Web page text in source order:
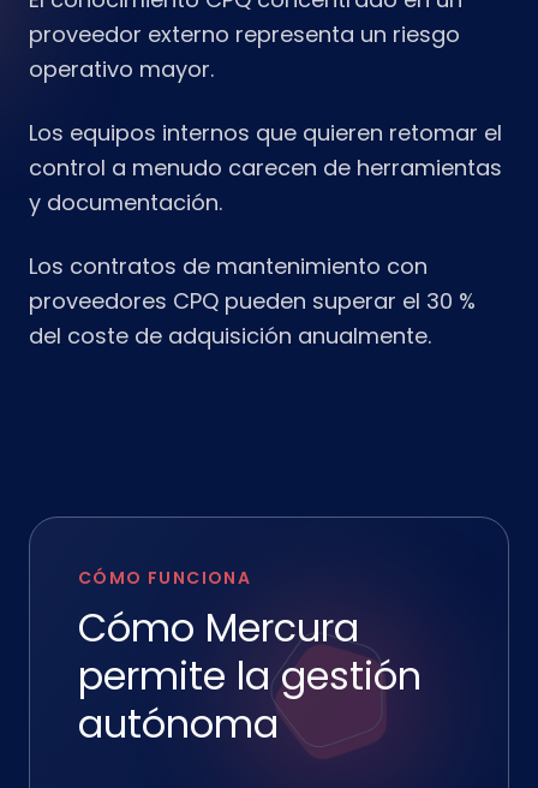
proveedor externo representa un riesgo
operativo mayor.
Los equipos internos que quieren retomar el
control a menudo carecen de herramientas
y documentación.
Los contratos de mantenimiento con
proveedores CPQ pueden superar el 30 %
del coste de adquisición anualmente.
CÓMO FUNCIONA
Cómo Mercura
permite la gestión
autónoma